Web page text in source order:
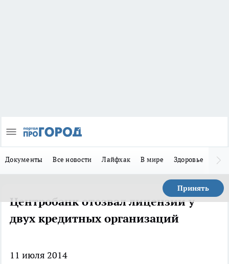
Документы Все новости Лайфхак В мире Здоровье
Принять
Центробанк отозвал лицензии у
двух кредитных организаций
11 июля 2014